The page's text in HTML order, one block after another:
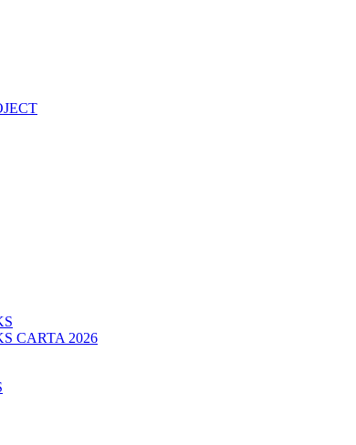
CARTA 2026